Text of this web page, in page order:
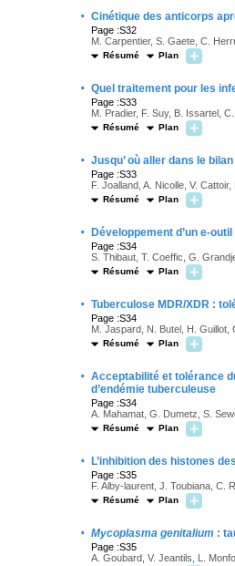
· Cinétique des anticorps
Page :S32
M. Carpentier, S. Gaete, C.
Résumé Plan
· Quel traitement pour les
Page :S33
M. Pradier, F. Suy, B. Issartel,
Résumé Plan
· Jusqu’ où aller dans le
Page :S33
F. Joalland, A. Nicolle, V.
Résumé Plan
· Développement d’un e-
Page :S34
S. Thibaut, T. Coeffic, G.
Résumé Plan
· Tuberculose MDR/XDR :
Page :S34
M. Jaspard, N. Butel, H. Guillot,
Résumé Plan
· Acceptabilité et tolérance
d’endémie tuberculeuse
Page :S34
A. Mahamat, G. Dumetz, S.
Résumé Plan
· L’inhibition des histones
Page :S35
F. Alby-laurent, J. Toubiana, C.
Résumé Plan
· Mycoplasma genitalium :
Page :S35
A. Goubard, V. Jeantils, L.